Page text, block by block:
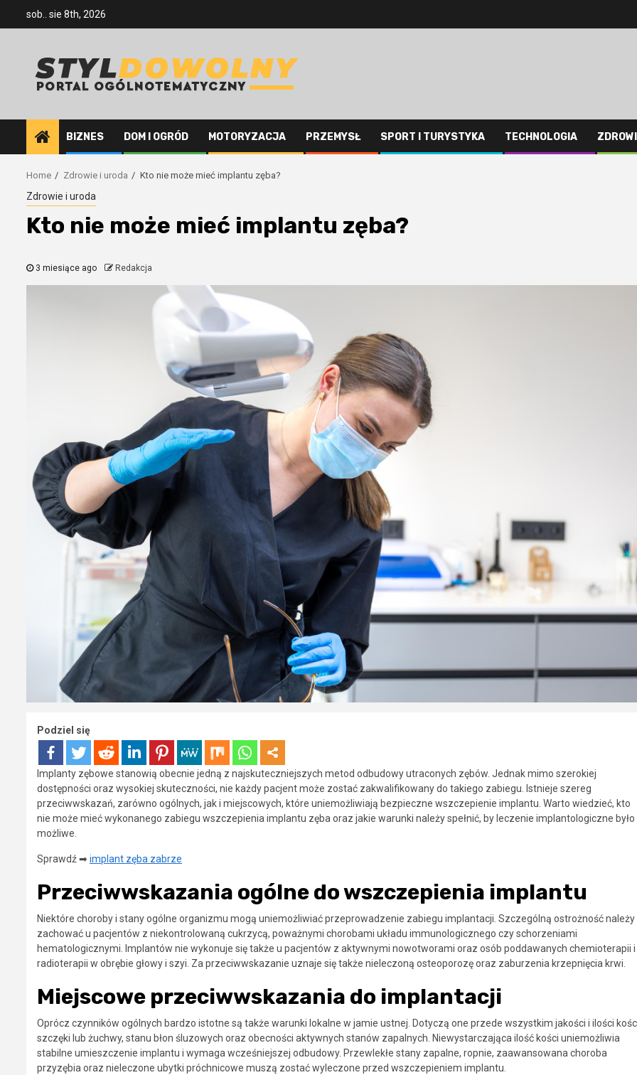
sob.. sie 8th, 2026
BIZNES DOM I OGRÓD MOTORYZACJA PRZEMYSŁ SPORT I TURYSTYKA TECHNOLOGIA
Home Zdrowie i uroda Kto nie może mieć implantu zęba?
Zdrowie i uroda
Kto nie może mieć implantu zęba?
3 miesiące ago Redakcja
Podziel się
Implanty zębowe stanowią obecnie jedną z najskuteczniejszych metod odbudowy utraconych zębów. Jednak mimo szerokiej
dostępności oraz wysokiej skuteczności, nie każdy pacjent może zostać zakwalifikowany do takiego zabiegu. Istnieje szereg
przeciwwskazań, zarówno ogólnych, jak i miejscowych, które uniemożliwiają bezpieczne wszczepienie implantu. Warto wiedzieć, kto
nie może mieć wykonanego zabiegu wszczepienia implantu zęba oraz jakie warunki należy spełnić, by leczenie implantologiczne było
możliwe.
Sprawdź ➡ implant zęba zabrze
Przeciwwskazania ogólne do wszczepienia implantu
Niektóre choroby i stany ogólne organizmu mogą uniemożliwiać przeprowadzenie zabiegu implantacji. Szczególną ostrożność należy
zachować u pacjentów z niekontrolowaną cukrzycą, poważnymi chorobami układu immunologicznego czy schorzeniami
hematologicznymi. Implantów nie wykonuje się także u pacjentów z aktywnymi nowotworami oraz osób poddawanych chemioterapii i
radioterapii w obrębie głowy i szyi. Za przeciwwskazanie uznaje się także nieleczoną osteoporozę oraz zaburzenia krzepnięcia krwi.
Miejscowe przeciwwskazania do implantacji
Oprócz czynników ogólnych bardzo istotne są także warunki lokalne w jamie ustnej. Dotyczą one przede wszystkim jakości i ilości
szczęki lub żuchwy, stanu błon śluzowych oraz obecności aktywnych stanów zapalnych. Niewystarczająca ilość kości uniemożliwia
stabilne umieszczenie implantu i wymaga wcześniejszej odbudowy. Przewlekłe stany zapalne, ropnie, zaawansowana choroba
przyzębia oraz nieleczone ubytki próchnicowe muszą zostać wyleczone przed wszczepieniem implantu.